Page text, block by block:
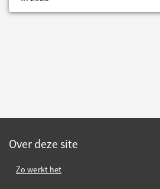
Over deze site
Zo werkt het